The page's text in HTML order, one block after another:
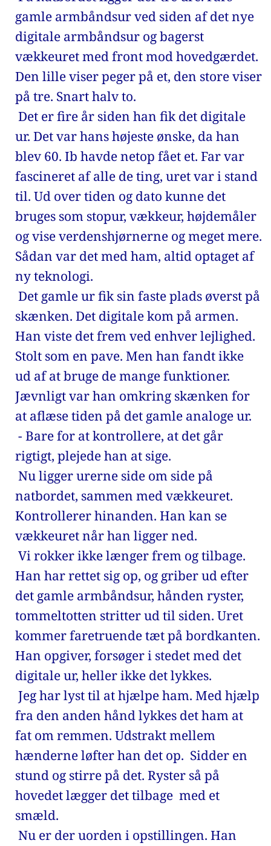
gamle armbåndsur ved siden af det nye
digitale armbåndsur og bagerst
vækkeuret med front mod hovedgærdet.
Den lille viser peger på et, den store viser
på tre. Snart halv to.
ur. Det var hans højeste ønske, da han
blev 60. Ib havde netop fået et. Far var
fascineret af alle de ting, uret var i stand
til. Ud over tiden og dato kunne det
bruges som stopur, vækkeur, højdemåler
og vise verdenshjørnerne og meget mere.
Sådan var det med ham, altid optaget af
ny teknologi.
skænken. Det digitale kom på armen.
Han viste det frem ved enhver lejlighed.
Stolt som en pave. Men han fandt ikke
ud af at bruge de mange funktioner.
Jævnligt var han omkring skænken for
at aflæse tiden på det gamle analoge ur.
rigtigt, plejede han at sige.
natbordet, sammen med vækkeuret.
Kontrollerer hinanden. Han kan se
vækkeuret når han ligger ned.
Han har rettet sig op, og griber ud efter
det gamle armbåndsur, hånden ryster,
tommeltotten stritter ud til siden. Uret
kommer faretruende tæt på bordkanten.
Han opgiver, forsøger i stedet med det
digitale ur, heller ikke det lykkes.
fra den anden hånd lykkes det ham at
fat om remmen. Udstrakt mellem
hænderne løfter han det op.  Sidder en
stund og stirre på det. Ryster så på
hovedet lægger det tilbage  med et
smæld.